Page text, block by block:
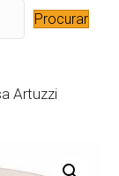
Procurar
Artuzzi